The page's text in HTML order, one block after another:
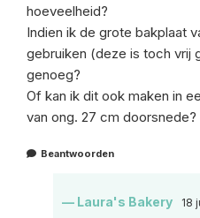
hoeveelheid?
Indien ik de grote bakplaat
gebruiken (deze is toch vrij
genoeg?
Of kan ik dit ook maken in
van ong. 27 cm doorsnede?
Beantwoorden
Laura's Bakery 18